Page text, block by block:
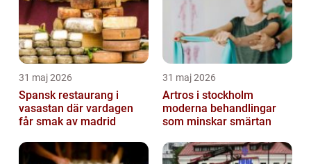
31 maj 2026
Spansk restaurang i
vasastan där vardagen
får smak av madrid
31 maj 2026
Artros i stockholm
moderna behandlingar
som minskar smärtan